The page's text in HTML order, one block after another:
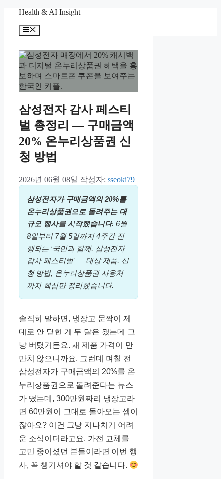
Health & AI Insight
메
삼성전자 감사 페스티
벌 총정리 — 구매금액
20% 온누리상품권 신
청 방법
2026년 06월 08일 작성자: sseoki79
삼성전자가 구매금액의 20%를
온누리상품권으로 돌려주는 대
규모 행사를 시작했습니다. 6월
8일부터 7월 5일까지 4주간 진
행되는 ‘국민과 함께, 삼성전자
감사 페스티벌’ — 대상 제품, 신
청 방법, 온누리상품권 사용처
까지 핵심만 정리했습니다.
솔직히 말하면, 냉장고 문짝이 제
대로 안 닫힌 게 두 달은 됐는데 그
냥 버텼거든요. 새 제품 가격이 만
만치 않으니까요. 그런데 며칠 전
삼성전자가 구매금액의 20%를 온
누리상품권으로 돌려준다는 뉴스
가 떴는데, 300만원짜리 냉장고라
면 60만원이 그대로 돌아오는 셈이
잖아요? 이건 그냥 지나치기 어려
운 소식이더라고요. 가전 교체를
고민 중이셨던 분들이라면 이번 행
사, 꼭 챙기셔야 할 것 같습니다.